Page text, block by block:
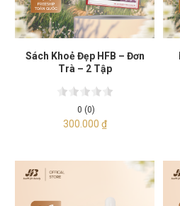
Sách Khoẻ Đẹp HFB – Đơn
Trà – 2 Tập
0 (0)
300.000 ₫